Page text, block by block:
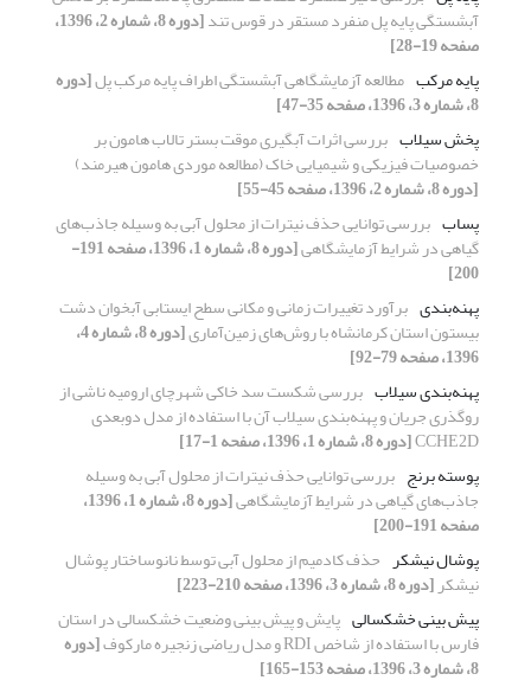
آبشستگی پایه پل منفرد مستقر در قوس تند [دوره 8، شماره 2، 1396،
صفحه 19-28]
پایه مرکب مطالعه آزمایشگاهی آبشستگی اطراف پایه مرکب پل[دوره
8، شماره 3، 1396، صفحه 35-47]
پخش سیلاب بررسی اثرات آبگیری موقت بستر تالاب هامون بر
خصوصیات فیزیکی و شیمیایی خاک (مطالعه موردی هامون هیرمند)
[دوره 8، شماره 2، 1396، صفحه 45-55]
پساب بررسی توانایی حذف نیترات از محلول آبی به وسیله جاذب‌های
گیاهی در شرایط آزمایشگاهی [دوره 8، شماره 1، 1396، صفحه 191-
200]
پهنه‌بندی برآورد تغییرات زمانی و مکانی سطح ایستابی آبخوان‌ دشت
بیستون استان کرمانشاه با روش‌های زمین‌آماری [دوره 8، شماره 4،
1396، صفحه 79-92]
پهنه‌بندی سیلاب بررسی شکست سد خاکی شهرچای ارومیه ناشی از
روگذری جریان و پهنه‌بندی سیلاب آن با استفاده از مدل دوبعدی
CCHE2D[دوره 8، شماره 1، 1396، صفحه 1-17]
پوسته برنج بررسی توانایی حذف نیترات از محلول آبی به وسیله
جاذب‌های گیاهی در شرایط آزمایشگاهی [دوره 8، شماره 1، 1396،
صفحه 191-200]
پوشال نیشکر حذف کادمیم از محلول آبی توسط نانوساختار پوشال
نیشکر[دوره 8، شماره 3، 1396، صفحه 210-223]
پیش بینی خشکسالی پایش و پیش بینی وضعیت خشکسالی در استان
فارس با استفاده از شاخص RDI و مدل ریاضی زنجیره مارکوف [دوره
8، شماره 3، 1396، صفحه 153-165]